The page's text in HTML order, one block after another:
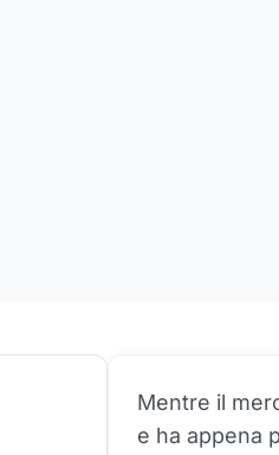
Mentre il
e ha appena